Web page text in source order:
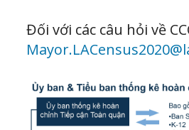
Đối với các câu hỏi về